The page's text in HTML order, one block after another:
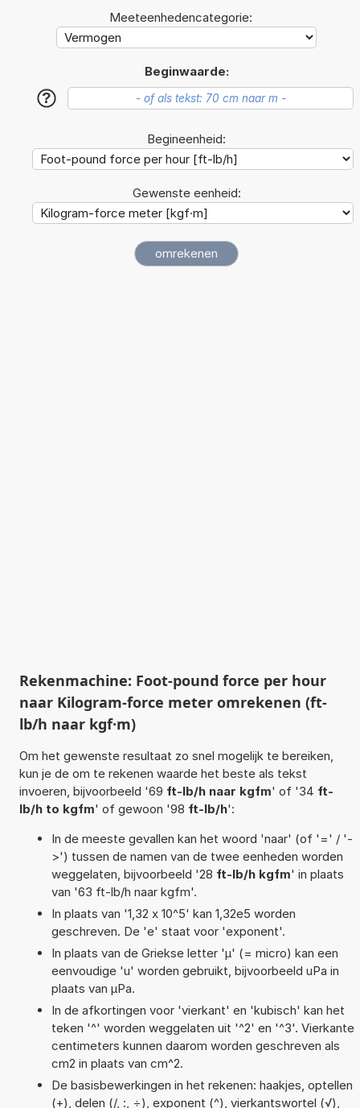
Meeteenhedencategorie:
Beginwaarde:
?
Begineenheid:
Gewenste eenheid:
Rekenmachine: Foot-pound force per hour
naar Kilogram-force meter omrekenen (ft-
lb/h naar kgf·m)
Om het gewenste resultaat zo snel mogelijk te bereiken,
kun je de om te rekenen waarde het beste als tekst
invoeren, bijvoorbeeld '69 ft-lb/h naar kgfm' of '34 ft-
lb/h to kgfm' of gewoon '98 ft-lb/h':
In de meeste gevallen kan het woord 'naar' (of '=' / '-
>') tussen de namen van de twee eenheden worden
weggelaten, bijvoorbeeld '28 ft-lb/h kgfm' in plaats
van '63 ft-lb/h naar kgfm'.
In plaats van '1,32 x 10^5' kan 1,32e5 worden
geschreven. De 'e' staat voor 'exponent'.
In plaats van de Griekse letter 'µ' (= micro) kan een
eenvoudige 'u' worden gebruikt, bijvoorbeeld uPa in
plaats van µPa.
In de afkortingen voor 'vierkant' en 'kubisch' kan het
teken '^' worden weggelaten uit '^2' en '^3'. Vierkante
centimeters kunnen daarom worden geschreven als
cm2 in plaats van cm^2.
De basisbewerkingen in het rekenen: haakjes, optellen
(+), delen (/, :, ÷), exponent (^), vierkantswortel (√),